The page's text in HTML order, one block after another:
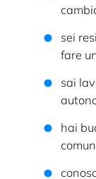
sei
fare
sai
hai